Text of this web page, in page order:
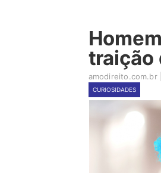
traição
amodireito.com.br
CURIOSIDADES